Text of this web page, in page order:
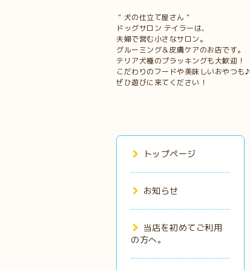
＂犬の仕立て屋さん＂
ドッグサロン テイラーは、
夫婦で営む小さなサロン。
グルーミング＆皮膚ケアのお店です。
テリア犬種のプラッキングも大歓迎！
こだわりのフードや美味しいおやつも♪
ぜひ遊びに来てください！
トップページ
お知らせ
当店を初めてご利用
の方へ。